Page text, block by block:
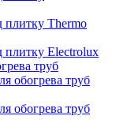
плитку Thermo
плитку Electrolux
труб
обогрева труб
обогрева труб